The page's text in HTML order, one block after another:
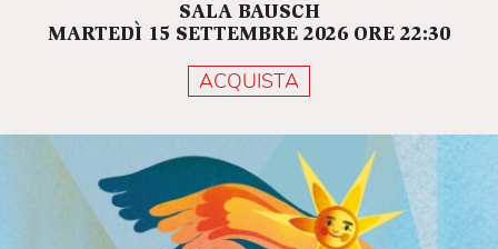
SALA BAUSCH
MARTEDÌ 15 SETTEMBRE 2026 ORE 22:30
ACQUISTA